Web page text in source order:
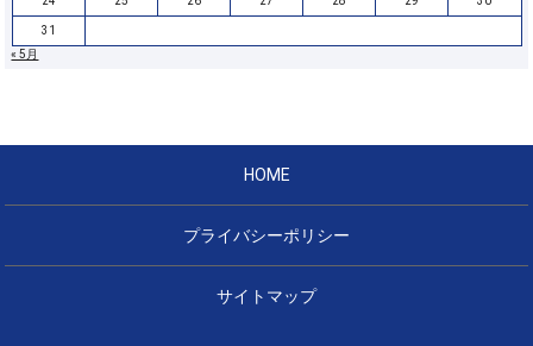
31
« 5月
HOME
プライバシーポリシー
サイトマップ